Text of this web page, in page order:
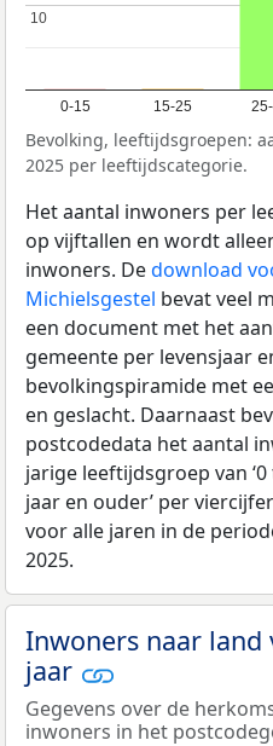
0-15 15-25
10
10
Bevolking, leeftijdsgroepen:
2025 per leeftijdscategorie.
Het aantal inwoners per
op vijftallen en wordt
inwoners. Dedownload
Michielsgestel bevat veel
een document met het
gemeente per levensjaar
bevolkingspiramide met
en geslacht. Daarnaast
postcodedata het aantal
jarige leeftijdsgroep van
jaar en ouder’ per
voor alle jaren in de
2025.
Inwoners naar
jaar
Gegevens over de
inwoners in het